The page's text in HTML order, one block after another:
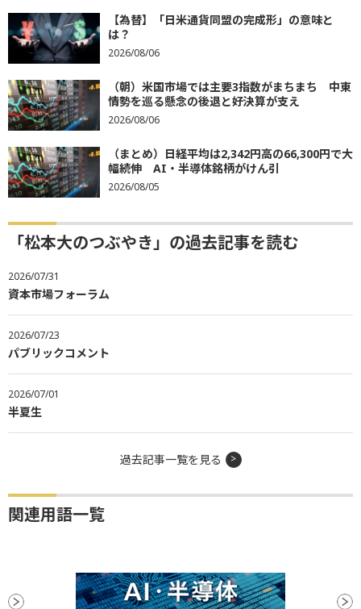
【為替】「日米通貨同盟の完成形」の意味と
は？
2026/08/06
（朝）米国市場では主要3指数がまちまち 中東
情勢を巡る懸念の後退と好決算が支え
2026/08/06
（まとめ）日経平均は2,342円高の66,300円で大
幅続伸 AI・半導体銘柄がけん引
2026/08/05
「松本大のつぶやき」の過去記事を読む
2026/07/31
資本市場フォーラム
2026/07/23
パブリックコメント
2026/07/01
半夏生
過去記事一覧を見る
関連用語一覧